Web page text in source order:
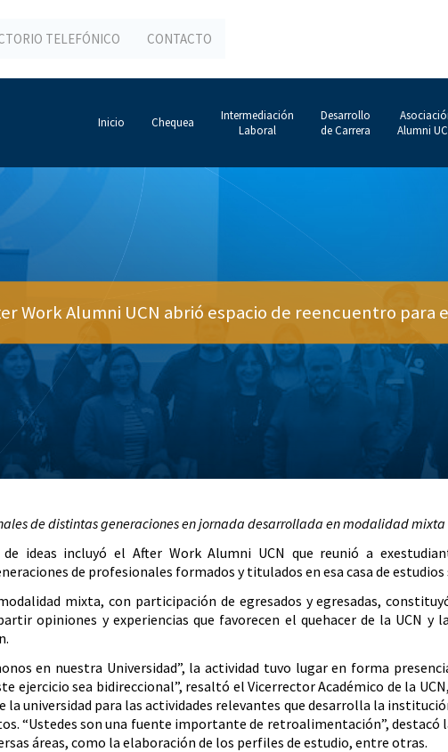
TELEFÓNICO CONTACTO
Inicio Chequea
Intermediación
Laboral
Desarrollo
de Carrera
Alumni
Work Alumni UCN abrió espacio de reencuentro para
de distintas generaciones en jornada desarrollada en modalidad mixta
ideas incluyó el After Work Alumni UCN que reunió a
de profesionales formados y titulados en esa casa de estudios
mixta, con participación de egresados y egresadas,
opiniones y experiencias que favorecen el quehacer de la UCN
en nuestra Universidad”, la actividad tuvo lugar en forma
ejercicio sea bidireccional”, resaltó el Vicerrector Académico de la
la universidad para las actividades relevantes que desarrolla la
“Ustedes son una fuente importante de retroalimentación”,
áreas, como la elaboración de los perfiles de estudio, entre otras.